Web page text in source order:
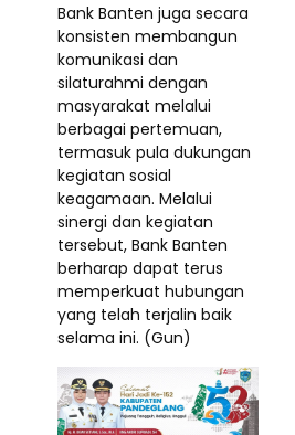
Bank Banten juga secara
konsisten membangun
komunikasi dan
silaturahmi dengan
masyarakat melalui
berbagai pertemuan,
termasuk pula dukungan
kegiatan sosial
keagamaan. Melalui
sinergi dan kegiatan
tersebut, Bank Banten
berharap dapat terus
memperkuat hubungan
yang telah terjalin baik
selama ini. (Gun)